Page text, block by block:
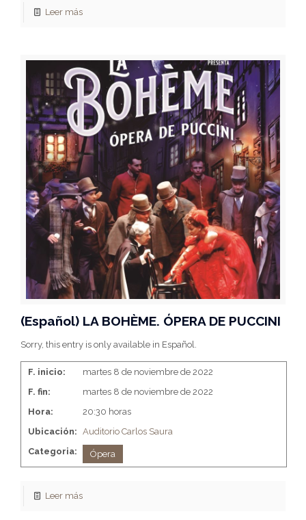
Leer más
(Español) LA BOHÈME. ÓPERA DE PUCCINI
Sorry, this entry is only available in Español.
F. inicio:
martes 8 de noviembre de 2022
F. fin:
martes 8 de noviembre de 2022
Hora:
20:30 horas
Ubicación: Auditorio Carlos Saura
Categoria:
Ópera
Leer más